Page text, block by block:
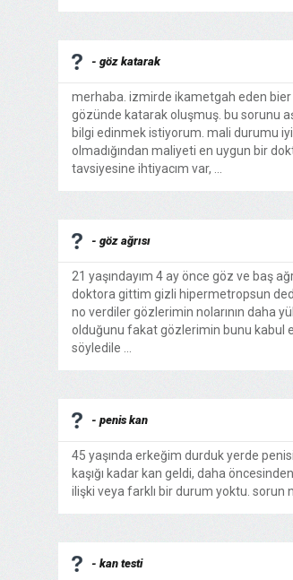
- göz katarak
merhaba. izmirde ikametgah eden bier
gözünde katarak oluşmuş. bu sorunu
bilgi edinmek istiyorum. mali durumu iyi
olmadığından maliyeti en uygun bir
tavsiyesine ihtiyacım var, ...
- göz ağrısı
21 yaşındayım 4 ay önce göz ve baş
doktora gittim gizli hipermetropsun
no verdiler gözlerimin nolarının daha
olduğunu fakat gözlerimin bunu kabul
söyledile ...
- penis kan
45 yaşında erkeğim durduk yerde
kaşığı kadar kan geldi, daha
ilişki veya farklı bir durum yoktu. sorun
- kan testi